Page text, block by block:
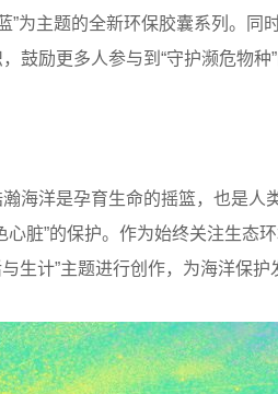
”为主题的全新环保胶囊系列。同
鼓励更多人参与到“守护濒危物种
洋是孕育生命的摇篮，也是人
心脏”的保护。作为始终关注生态
生计”主题进行创作，为海洋保护